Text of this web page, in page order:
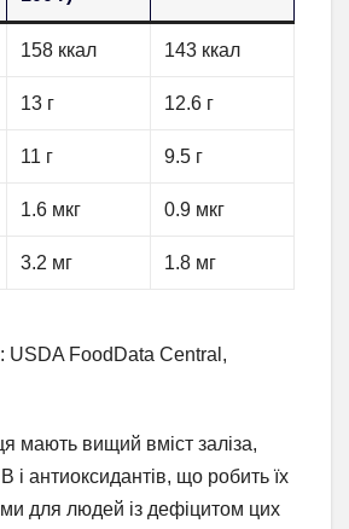
158 ккал 143 ккал
13 г 12.6 г
11 г 9.5 г
1.6 мкг 0.9 мкг
3.2 мг 1.8 мг
USDA FoodData Central,
мають вищий вміст заліза,
B і антиоксидантів, що робить їх
для людей із дефіцитом цих